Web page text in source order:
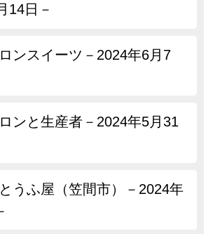
14日－
ンスイーツ－2024年6月7
ンと生産者－2024年5月31
うふ屋（笠間市）－2024年